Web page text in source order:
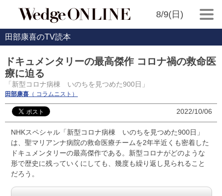
8/9(日)
田部康喜のTV読本
ドキュメンタリーの最高傑作 コロナ禍の救命医
療に迫る
「新型コロナ病棟 いのちを見つめた900日」
田部康喜 （ コラムニスト）
2022/10/06
NHKスペシャル「新型コロナ病棟 いのちを見つめた900日」
は、聖マリアンナ病院の救命医療チームを2年半近くも密着した
ドキュメンタリーの最高傑作である。新型コロナがどのような
形で歴史に残っていくにしても、幾度も繰り返し見られること
だろう。